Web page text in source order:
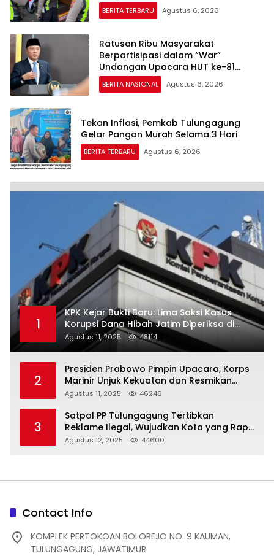
BERITA TERBARU Agustus 6, 2026
Ratusan Ribu Masyarakat
Berpartisipasi dalam “War”
Undangan Upacara HUT ke-81
Kemerdekaan RI
BERITA NASIONAL Agustus 6, 2026
Tekan Inflasi, Pemkab Tulungagung
Gelar Pangan Murah Selama 3 Hari
BERITA TERBARU Agustus 6, 2026
1
KPK Kejar Bukti Baru: Lima Saksi Kasus
Korupsi Dana Hibah Jatim Diperiksa di
Trenggalek
Agustus 11, 2025 48114
2
Presiden Prabowo Pimpin Upacara, Korps
Marinir Unjuk Kekuatan dan Resmikan
Struktur Baru
Agustus 11, 2025 46246
3
Satpol PP Tulungagung Tertibkan
Reklame Ilegal, Wujudkan Kota yang Rapi
dan Indah
Agustus 12, 2025 44600
Contact Info
KOMPLEK PERTOKOAN BOLOREJO NO. 9 KAUMAN,
TULUNGAGUNG, JAWATIMUR